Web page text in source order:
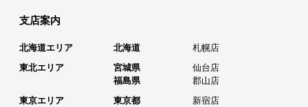
支店案内
北海道エリア 北海道
札幌店
東北エリア
宮城県
仙台店
福島県
郡山店
東京エリア
東京都
新宿店